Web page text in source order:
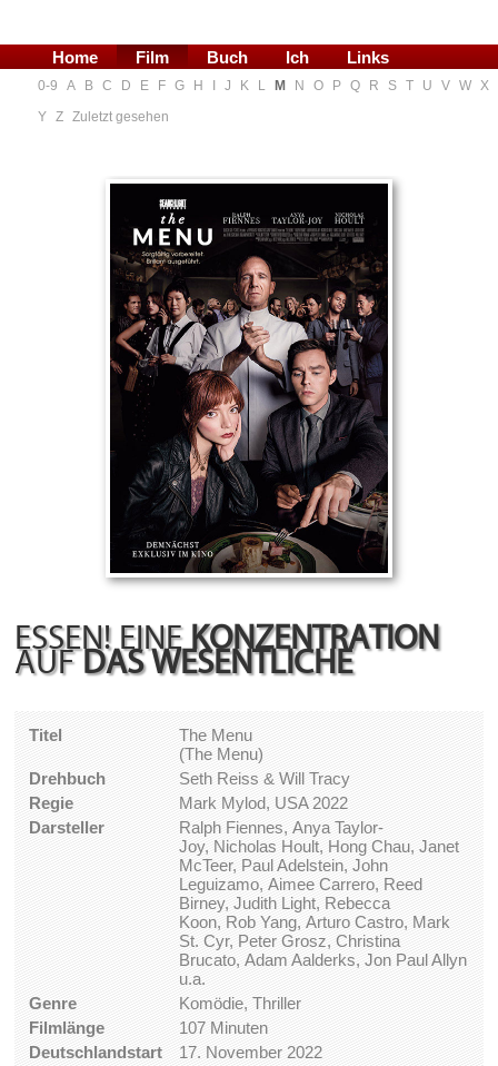
Home Film Buch Ich Links
0-9 A B C D E F G H J K L M N O P Q R S T U V W X
Y Z Zuletzt gesehen
ESSEN! EINEKONZENTRATION
AUF DAS WESENTLICHE
Titel
The Menu
(The Menu)
Drehbuch
Seth Reiss & Will Tracy
Regie
Mark Mylod, USA 2022
Darsteller
Ralph Fiennes, Anya Taylor-
Joy, Nicholas Hoult, Hong Chau, Janet
McTeer, Paul Adelstein, John
Leguizamo, Aimee Carrero, Reed
Birney, Judith Light, Rebecca
Koon, Rob Yang, Arturo Castro, Mark
St. Cyr, Peter Grosz, Christina
Brucato, Adam Aalderks, Jon Paul Allyn
u.a.
Genre
Komödie, Thriller
Filmlänge
107 Minuten
Deutschlandstart
17. November 2022